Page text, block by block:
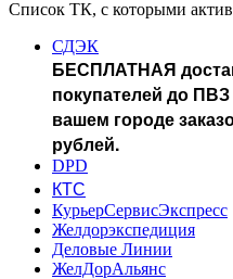
Список ТК, с которыми
СДЭК
БЕСПЛАТНАЯ
покупателей до
вашем городе
рублей.
DPD
КТС
КурьерСервисЭкспресс
Желдорэкспедиция
Деловые Линии
ЖелДорАльянс